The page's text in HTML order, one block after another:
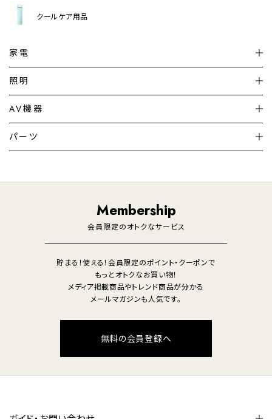
クールケア用品
家電
加湿器・空気清浄機
暖房機 掃除機
調理家電 生活家電
照明
シーリングライト
デスクライト
AV機器
テレビ
パーツ
Membership
会員限定のオトクなサービス
貯まる！使える！会員限定のポイント・クーポンで
もっとオトクなお買い物！
メディア掲載商品やトレンド商品が分かる
メールマガジンも人気です。
無料の会員登録へ